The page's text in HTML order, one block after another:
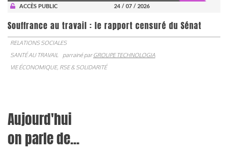
ACCÈS PUBLIC 24 / 07 / 2026
Souffrance au travail : le rapport censuré du Sénat
RELATIONS SOCIALES
SANTÉ AU TRAVAIL
parrainé parGROUPE TECHNOLOGIA
VIE ÉCONOMIQUE, RSE & SOLIDARITÉ
Aujourd'hui
on parle de...